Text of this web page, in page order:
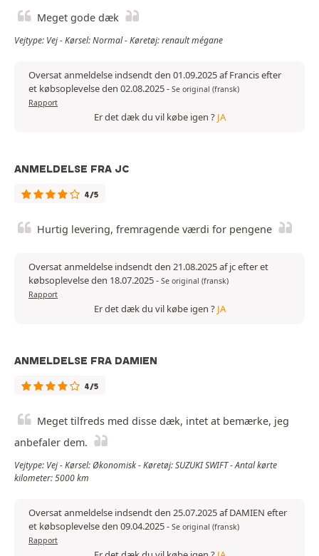
Meget gode dæk
Vejtype: Vej - Kørsel: Normal - Køretøj: renault mégane
Oversat anmeldelse indsendt den 01.09.2025 af Francis efter
et købsoplevelse den 02.08.2025- Se original (fransk)
Rapport
Er det dæk du vil købe igen ? JA
ANMELDELSE FRA JC
4/5
Hurtig levering, fremragende værdi for pengene
Oversat anmeldelse indsendt den 21.08.2025 af jc efter et
købsoplevelse den 18.07.2025- Se original (fransk)
Rapport
Er det dæk du vil købe igen ? JA
ANMELDELSE FRA DAMIEN
4/5
Meget tilfreds med disse dæk, intet at bemærke, jeg
anbefaler dem.
Vejtype: Vej - Kørsel: Økonomisk - Køretøj: SUZUKI SWIFT - Antal kørte
kilometer: 5000 km
Oversat anmeldelse indsendt den 25.07.2025 af DAMIEN efter
et købsoplevelse den 09.04.2025- Se original (fransk)
Rapport